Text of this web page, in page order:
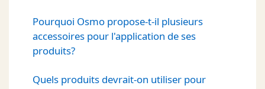
Pourquoi Osmo propose-t-il plusieurs
accessoires pour l'application de ses
produits?
Quels produits devrait-on utiliser pour